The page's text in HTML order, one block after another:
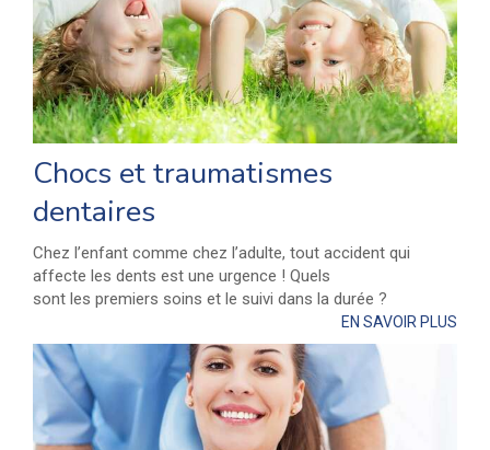
Chocs et traumatismes
dentaires
Chez l’enfant comme chez l’adulte, tout accident qui
affecte les dents est une urgence ! Quels
sont les premiers soins et le suivi dans la durée ?
EN SAVOIR PLUS